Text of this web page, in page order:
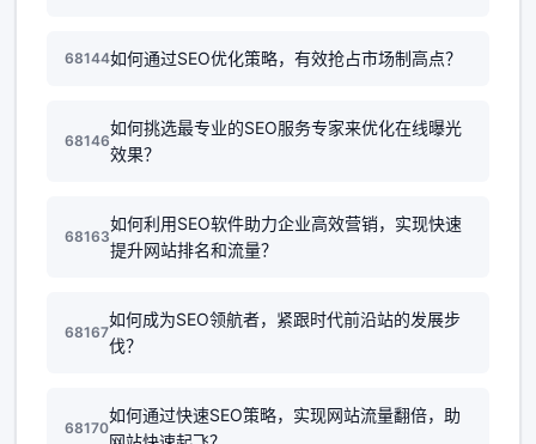
68144如何通过SEO优化策略，有效抢占市场制高点？
68146
如何挑选最专业的SEO服务专家来优化在线曝光
效果？
68163
如何利用SEO软件助力企业高效营销，实现快速
提升网站排名和流量？
68167
如何成为SEO领航者，紧跟时代前沿站的发展步
伐？
68170
如何通过快速SEO策略，实现网站流量翻倍，助